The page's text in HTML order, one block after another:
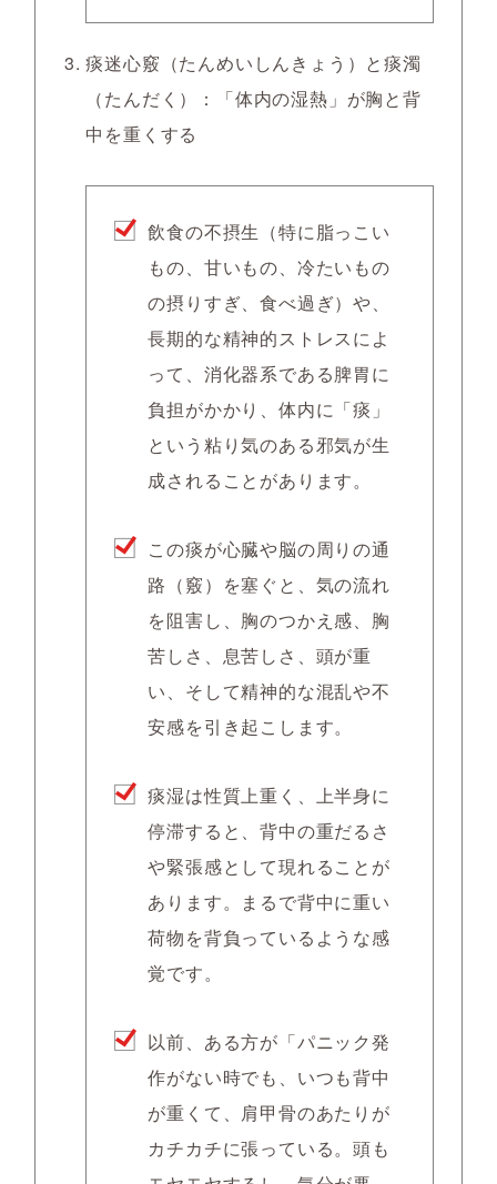
痰迷心竅（たんめいしんきょう）と痰濁
（たんだく）：「体内の湿熱」が胸と背
中を重くする
飲食の不摂生（特に脂っこい
もの、甘いもの、冷たいもの
の摂りすぎ、食べ過ぎ）や、
長期的な精神的ストレスによ
って、消化器系である脾胃に
負担がかかり、体内に「痰」
という粘り気のある邪気が生
成されることがあります。
この痰が心臓や脳の周りの通
路（竅）を塞ぐと、気の流れ
を阻害し、胸のつかえ感、胸
苦しさ、息苦しさ、頭が重
い、そして精神的な混乱や不
安感を引き起こします。
痰湿は性質上重く、上半身に
停滞すると、背中の重だるさ
や緊張感として現れることが
あります。まるで背中に重い
荷物を背負っているような感
覚です。
以前、ある方が「パニック発
作がない時でも、いつも背中
が重くて、肩甲骨のあたりが
カチカチに張っている。頭も